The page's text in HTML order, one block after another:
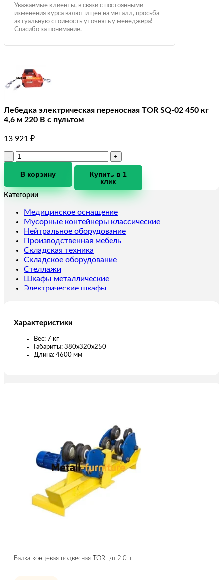
Уважаемые клиенты, в связи с постоянными
изменения курса валют и цен на металл, просьба
актуальную стоимость уточнять у менеджера!
Спасибо за понимание.
Лебедка электрическая переносная TOR SQ-02 450 кг
4,6 м 220 В с пультом
13 921 ₽
Количество
Лебедка
переносная
SQ-
02
450
кг
4,6
м
220
В
с
В корзину
Купить в 1
клик
Категории
Медицинское оснащение
Мусорные контейнеры классические
Нейтральное оборудование
Производственная мебель
Складская техника
Складское оборудование
Стеллажи
Шкафы металлические
Электрические шкафы
Характеристики
Вес: 7 кг
Габариты: 380х320х250
Длина: 4600 мм
Балка концевая подвесная TOR г/п 2,0 т